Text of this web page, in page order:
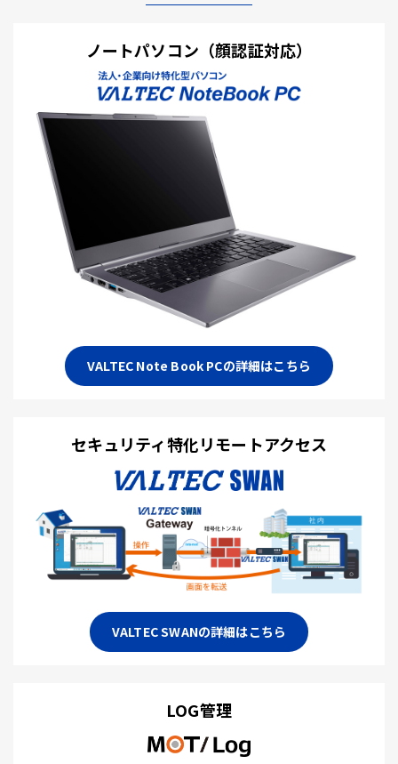
ノートパソコン（顔認証対応）
VALTEC Note Book PCの詳細はこちら
セキュリティ特化リモートアクセス
VALTEC SWANの詳細はこちら
LOG管理